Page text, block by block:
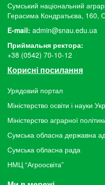
Сумський національний
Герасима Кондратьєва, 160,
E-mail: admin@snau.edu.ua
Приймальня ректора:
+38 (0542) 70-10-12
Корисні посилання
Урядовий портал
Міністерство освіти і науки
Міністерство аграрної
Сумська обласна державна
Сумська обласна рада
НМЦ “Агроосвіта”